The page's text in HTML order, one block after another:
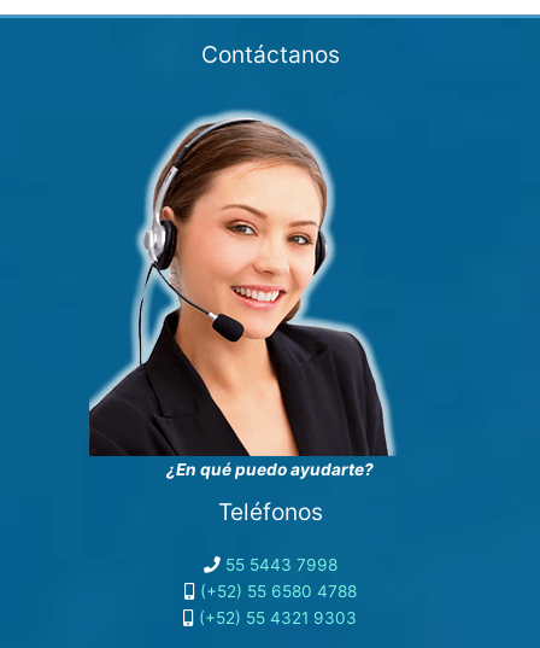
Contáctanos
¿En qué puedo ayudarte?
Teléfonos
55 5443 7998
(+52) 55 6580 4788
(+52) 55 4321 9303